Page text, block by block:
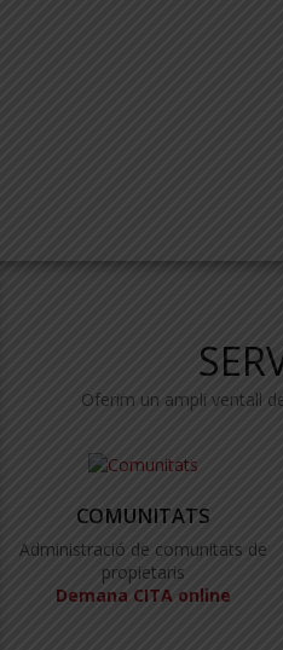
Oferim un ampli ventall
COMUNITATS
Administració de comunitats de
propietaris
Demana CITA online